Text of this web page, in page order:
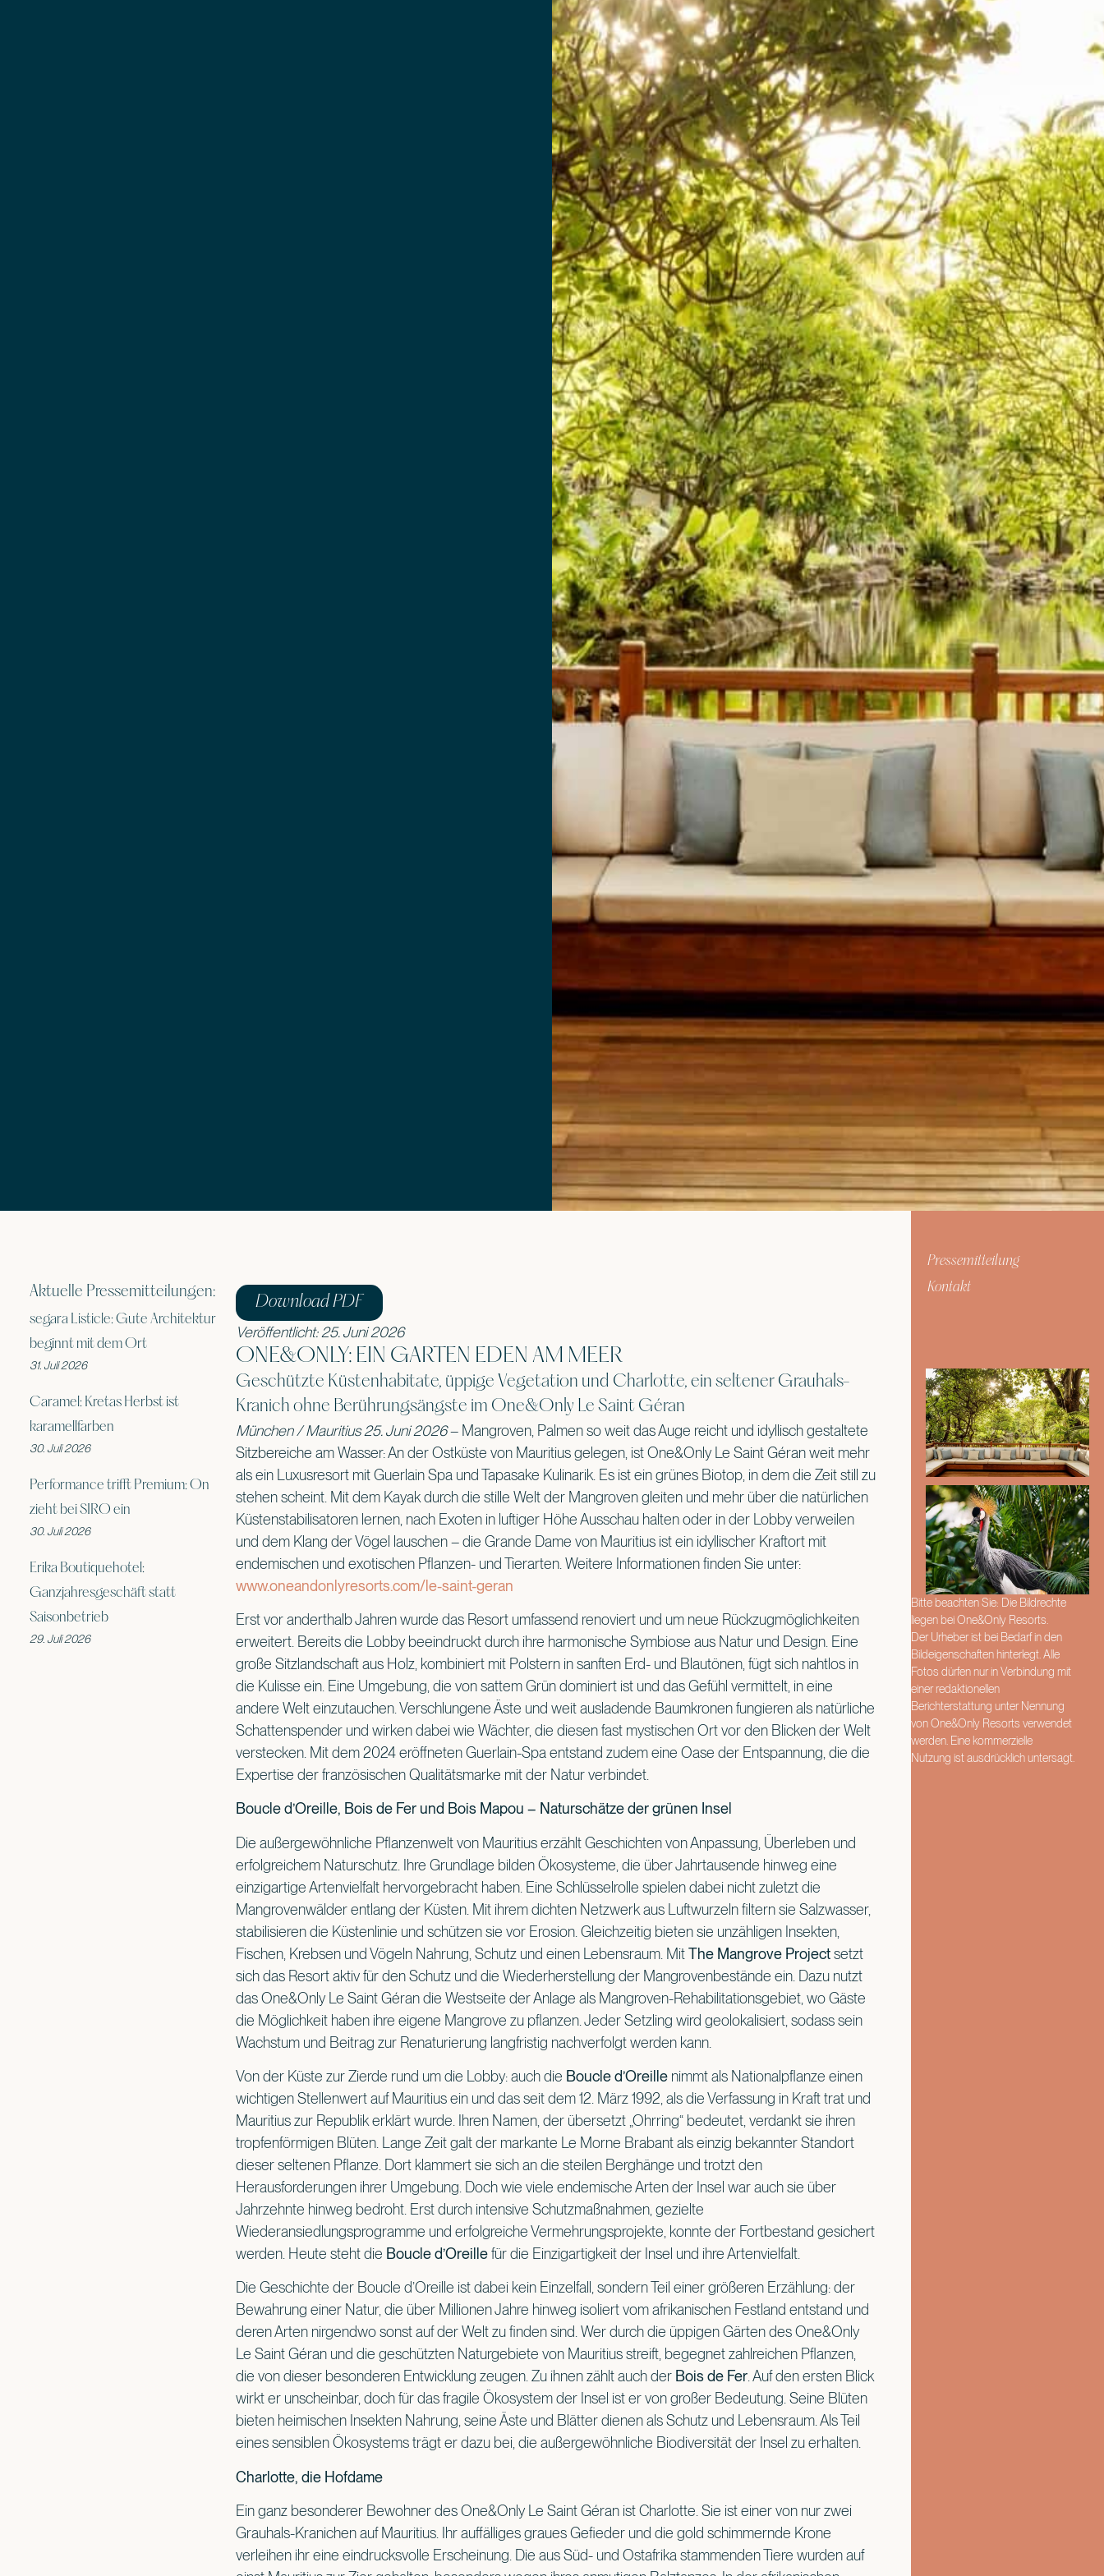
Aktuelle Pressemitteilungen:
segara Listicle: Gute Architektur
beginnt mit dem Ort
31. Juli 2026
Caramel: Kretas Herbst ist
karamellfarben
30. Juli 2026
Performance trifft Premium: On
zieht bei SIRO ein
30. Juli 2026
Erika Boutiquehotel:
Ganzjahresgeschäft statt
Saisonbetrieb
29. Juli 2026
Download PDF
Veröffentlicht: 25. Juni 2026
ONE&ONLY: EIN GARTEN EDEN AM MEER
Geschützte Küstenhabitate, üppige Vegetation und Charlotte, ein seltener Grauhals-
Kranich ohne Berührungsängste im One&Only Le Saint Géran
München / Mauritius 25. Juni 2026– Mangroven, Palmen so weit das Auge reicht und idyllisch gestaltete
Sitzbereiche am Wasser: An der Ostküste von Mauritius gelegen, ist One&Only Le Saint Géran weit mehr
als ein Luxusresort mit Guerlain Spa und Tapasake Kulinarik. Es ist ein grünes Biotop, in dem die Zeit still zu
stehen scheint. Mit dem Kayak durch die stille Welt der Mangroven gleiten und mehr über die natürlichen
Küstenstabilisatoren lernen, nach Exoten in luftiger Höhe Ausschau halten oder in der Lobby verweilen
und dem Klang der Vögel lauschen – die Grande Dame von Mauritius ist ein idyllischer Kraftort mit
endemischen und exotischen Pflanzen- und Tierarten. Weitere Informationen finden Sie unter:
www.oneandonlyresorts.com/le-saint-geran
Erst vor anderthalb Jahren wurde das Resort umfassend renoviert und um neue Rückzugmöglichkeiten
erweitert. Bereits die Lobby beeindruckt durch ihre harmonische Symbiose aus Natur und Design. Eine
große Sitzlandschaft aus Holz, kombiniert mit Polstern in sanften Erd- und Blautönen, fügt sich nahtlos in
die Kulisse ein. Eine Umgebung, die von sattem Grün dominiert ist und das Gefühl vermittelt, in eine
andere Welt einzutauchen. Verschlungene Äste und weit ausladende Baumkronen fungieren als natürliche
Schattenspender und wirken dabei wie Wächter, die diesen fast mystischen Ort vor den Blicken der Welt
verstecken. Mit dem 2024 eröffneten Guerlain-Spa entstand zudem eine Oase der Entspannung, die die
Expertise der französischen Qualitätsmarke mit der Natur verbindet.
Boucle d’Oreille, Bois de Fer und Bois Mapou – Naturschätze der grünen Insel
Die außergewöhnliche Pflanzenwelt von Mauritius erzählt Geschichten von Anpassung, Überleben und
erfolgreichem Naturschutz. Ihre Grundlage bilden Ökosysteme, die über Jahrtausende hinweg eine
einzigartige Artenvielfalt hervorgebracht haben. Eine Schlüsselrolle spielen dabei nicht zuletzt die
Mangrovenwälder entlang der Küsten. Mit ihrem dichten Netzwerk aus Luftwurzeln filtern sie Salzwasser,
stabilisieren die Küstenlinie und schützen sie vor Erosion. Gleichzeitig bieten sie unzähligen Insekten,
Fischen, Krebsen und Vögeln Nahrung, Schutz und einen Lebensraum. MitThe Mangrove Projectsetzt
sich das Resort aktiv für den Schutz und die Wiederherstellung der Mangrovenbestände ein. Dazu nutzt
das One&Only Le Saint Géran die Westseite der Anlage als Mangroven-Rehabilitationsgebiet, wo Gäste
die Möglichkeit haben ihre eigene Mangrove zu pflanzen. Jeder Setzling wird geolokalisiert, sodass sein
Wachstum und Beitrag zur Renaturierung langfristig nachverfolgt werden kann.
Von der Küste zur Zierde rund um die Lobby: auch die Boucle d’Oreillenimmt als Nationalpflanze einen
wichtigen Stellenwert auf Mauritius ein und das seit dem 12. März 1992, als die Verfassung in Kraft trat und
Mauritius zur Republik erklärt wurde. Ihren Namen, der übersetzt „Ohrring“ bedeutet, verdankt sie ihren
tropfenförmigen Blüten. Lange Zeit galt der markante Le Morne Brabant als einzig bekannter Standort
dieser seltenen Pflanze. Dort klammert sie sich an die steilen Berghänge und trotzt den
Herausforderungen ihrer Umgebung. Doch wie viele endemische Arten der Insel war auch sie über
Jahrzehnte hinweg bedroht. Erst durch intensive Schutzmaßnahmen, gezielte
Wiederansiedlungsprogramme und erfolgreiche Vermehrungsprojekte, konnte der Fortbestand gesichert
werden. Heute steht die Boucle d’Oreillefür die Einzigartigkeit der Insel und ihre Artenvielfalt.
Die Geschichte der Boucle d’Oreille ist dabei kein Einzelfall, sondern Teil einer größeren Erzählung: der
Bewahrung einer Natur, die über Millionen Jahre hinweg isoliert vom afrikanischen Festland entstand und
deren Arten nirgendwo sonst auf der Welt zu finden sind. Wer durch die üppigen Gärten des One&Only
Le Saint Géran und die geschützten Naturgebiete von Mauritius streift, begegnet zahlreichen Pflanzen,
die von dieser besonderen Entwicklung zeugen. Zu ihnen zählt auch der Bois de Fer. Auf den ersten Blick
wirkt er unscheinbar, doch für das fragile Ökosystem der Insel ist er von großer Bedeutung. Seine Blüten
bieten heimischen Insekten Nahrung, seine Äste und Blätter dienen als Schutz und Lebensraum. Als Teil
eines sensiblen Ökosystems trägt er dazu bei, die außergewöhnliche Biodiversität der Insel zu erhalten.
Charlotte, die Hofdame
Ein ganz besonderer Bewohner des One&Only Le Saint Géran ist Charlotte. Sie ist einer von nur zwei
Grauhals-Kranichen auf Mauritius. Ihr auffälliges graues Gefieder und die gold schimmernde Krone
verleihen ihr eine eindrucksvolle Erscheinung. Die aus Süd- und Ostafrika stammenden Tiere wurden auf
Pressemitteilung
Kontakt
Bitte beachten Sie: Die Bildrechte
liegen bei One&Only Resorts.
Der Urheber ist bei Bedarf in den
Bildeigenschaften hinterlegt. Alle
Fotos dürfen nur in Verbindung mit
einer redaktionellen
Berichterstattung unter Nennung
von One&Only Resorts verwendet
werden. Eine kommerzielle
Nutzung ist ausdrücklich untersagt.